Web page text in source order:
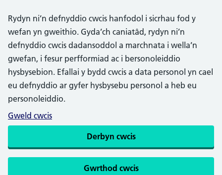
Rydyn ni’n defnyddio cwcis hanfodol i sicrhau fod y
wefan yn gweithio. Gyda’ch caniatâd, rydyn ni’n
defnyddio cwcis dadansoddol a marchnata i wella’n
gwefan, i fesur perfformiad ac i bersonoleiddio
hysbysebion. Efallai y bydd cwcis a data personol yn cael
eu defnyddio ar gyfer hysbysebu personol a heb eu
personoleiddio.
Gweld cwcis
Derbyn cwcis
Gwrthod cwcis